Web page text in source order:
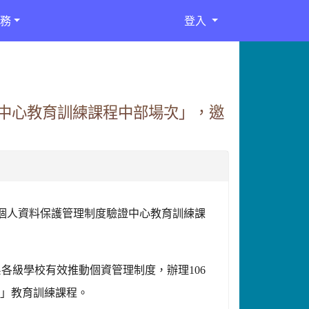
登入
心教育訓練課程中部場次」，邀
人資料保護管理制度驗證中心教育訓練課
級學校有效推動個資管理制度，辦理106
教育訓練課程。